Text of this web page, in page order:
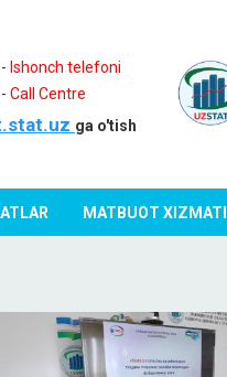
- Ishonch telefoni
-Call Centre
ga o'tish
MATBUOT XIZMATI